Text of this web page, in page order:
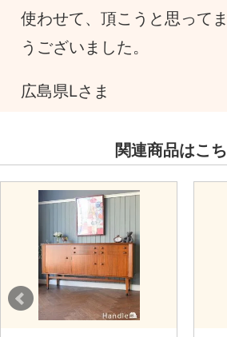
使わせて、頂こうと思って
うございました。
広島県Lさま
関連商品はこ